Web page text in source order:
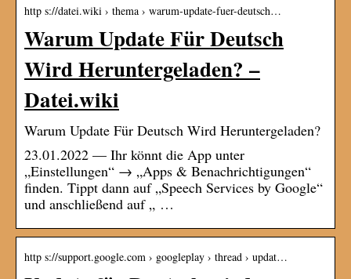
http s://datei.wiki › thema › warum-update-fuer-deutsch…
Warum Update Für Deutsch
Wird Heruntergeladen? –
Datei.wiki
Warum Update Für Deutsch Wird Heruntergeladen?
23.01.2022 — Ihr könnt die App unter
„Einstellungen“ → „Apps & Benachrichtigungen“
finden. Tippt dann auf „Speech Services by Google“
und anschließend auf „ …
http s://support.google.com › googleplay › thread › updat…